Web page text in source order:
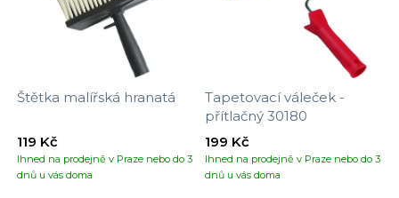
Štětka malířská hranatá
Ihned na prodejně v Praze nebo do 3
dnů u vás doma
119 Kč
Tapetovací váleček -
přítlačný 30180
Ihned na prodejně v Praze nebo do 3
dnů u vás doma
199 Kč